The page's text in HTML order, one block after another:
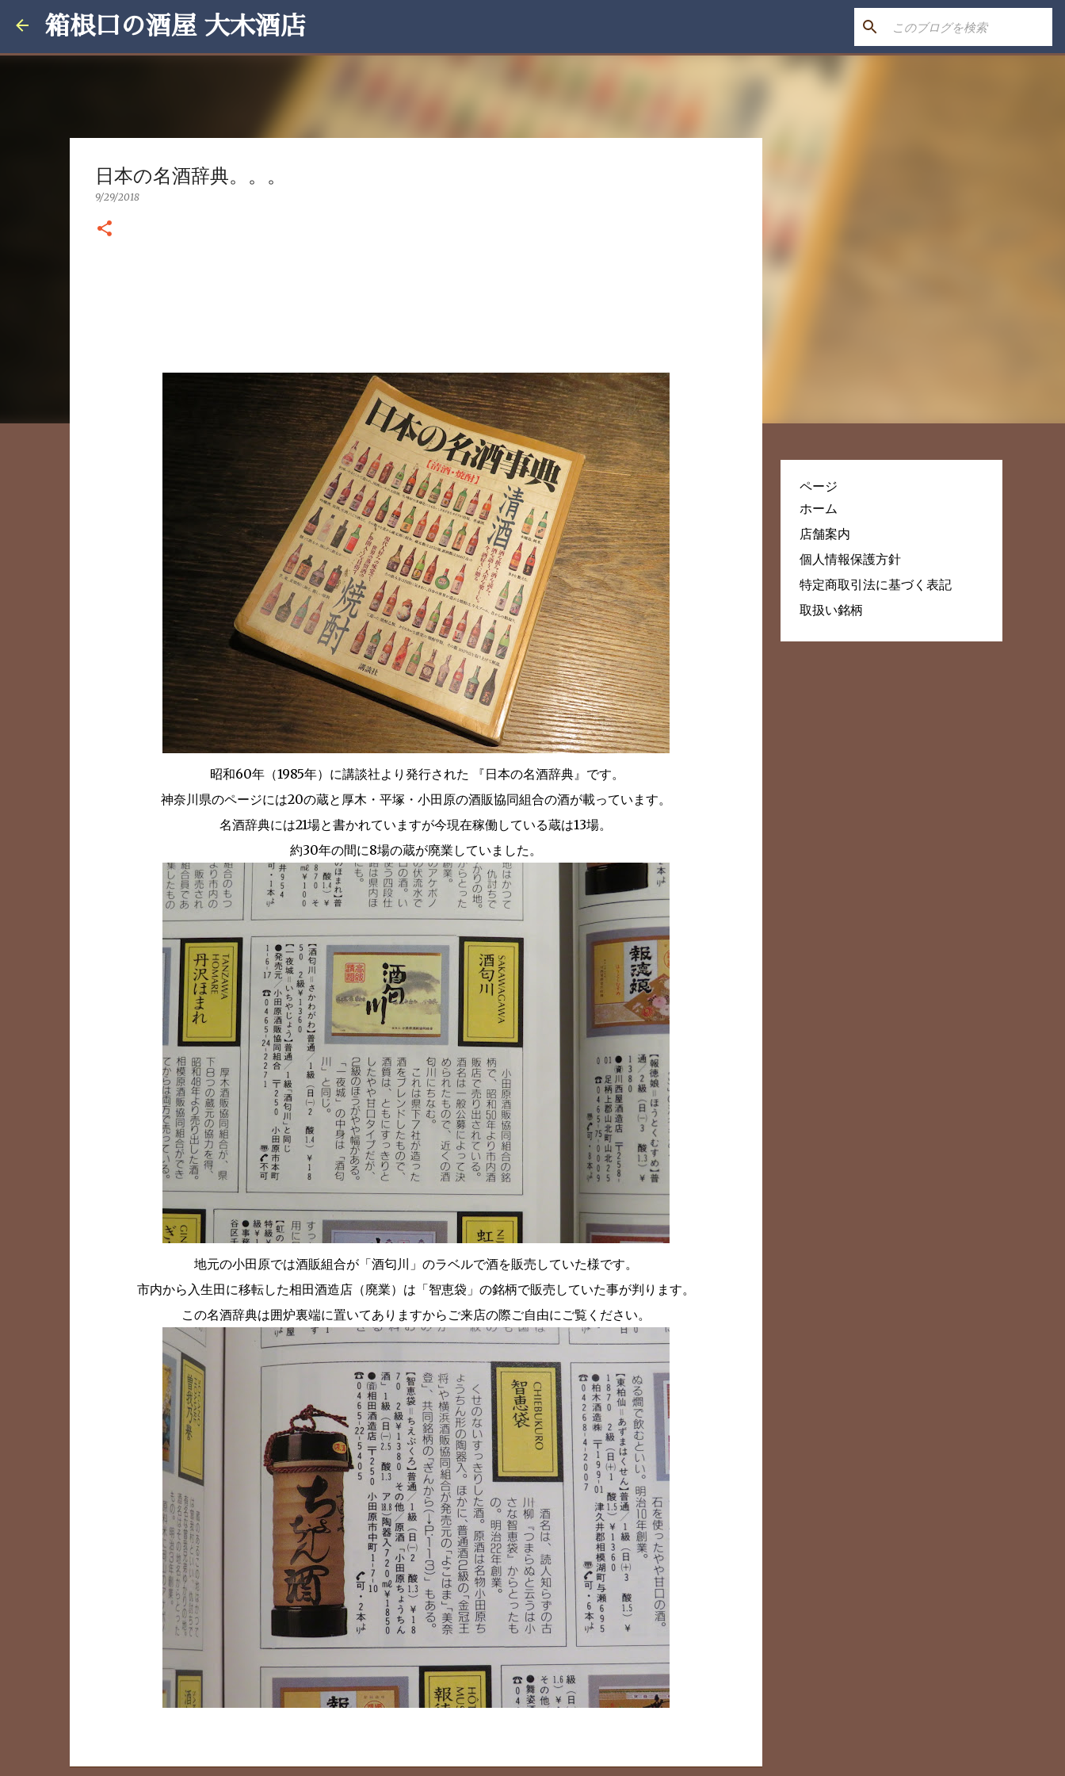
箱根口の酒屋 大木酒店
日本の名酒辞典。。。
9/29/2018
昭和60年（1985年）に講談社より発行された 『日本の名酒辞典』です。
神奈川県のページには20の蔵と厚木・平塚・小田原の酒販協同組合の酒が載っています。
名酒辞典には21場と書かれていますが今現在稼働している蔵は13場。
約30年の間に8場の蔵が廃業していました。
地元の小田原では酒販組合が「酒匂川」のラベルで酒を販売していた様です。
市内から入生田に移転した相田酒造店（廃業）は「智恵袋」の銘柄で販売していた事が判ります。
この名酒辞典は囲炉裏端に置いてありますからご来店の際ご自由にご覧ください。
ページ
ホーム
店舗案内
個人情報保護方針
特定商取引法に基づく表記
取扱い銘柄